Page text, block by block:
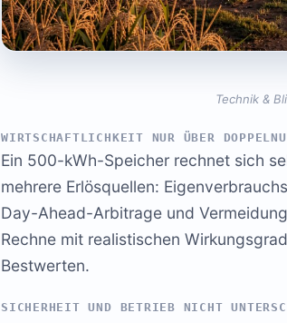
Technik &
WIRTSCHAFTLICHKEIT NUR ÜBER
Ein 500-kWh-Speicher rechnet sich
mehrere Erlösquellen:
Day-Ahead-Arbitrage und
Rechne mit realistischen
Bestwerten.
SICHERHEIT UND BETRIEB NICHT